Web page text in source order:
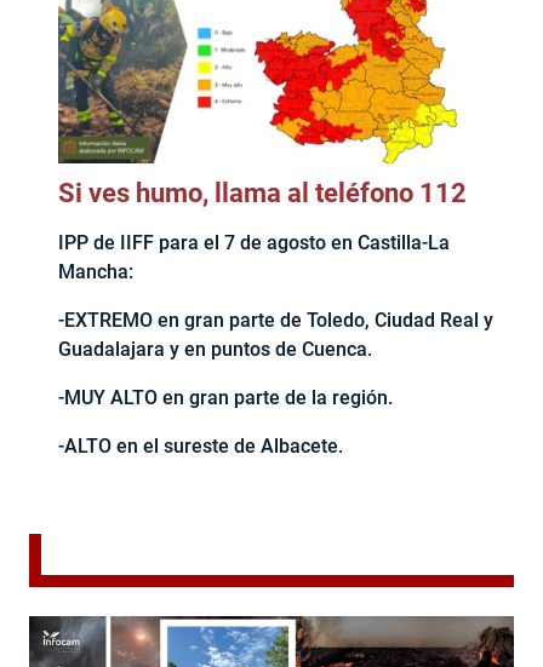
Si ves humo, llama al teléfono 112
IPP de IIFF para el 7 de agosto en Castilla-La
Mancha:
-EXTREMO en gran parte de Toledo, Ciudad Real y
Guadalajara y en puntos de Cuenca.
-MUY ALTO en gran parte de la región.
-ALTO en el sureste de Albacete.